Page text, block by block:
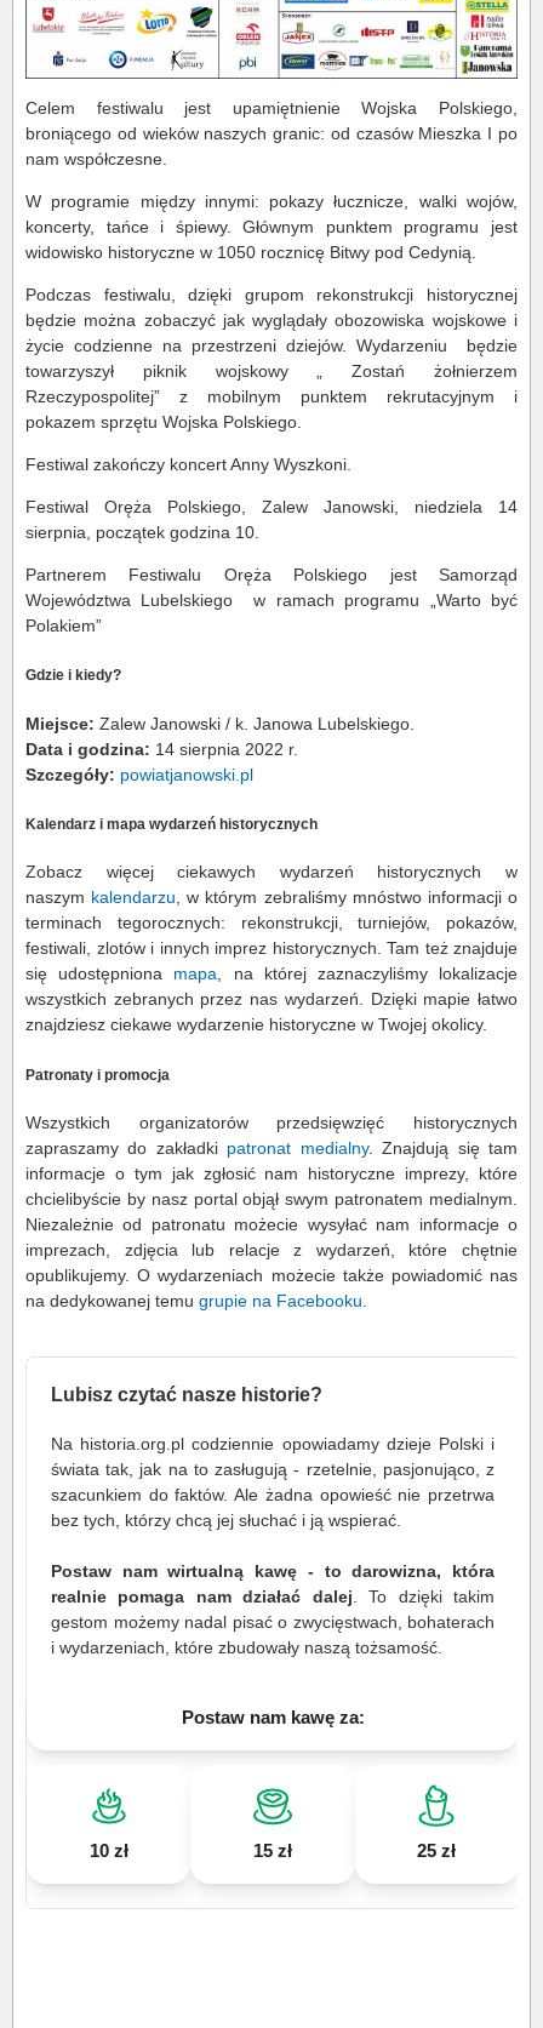
Celem festiwalu jest upamiętnienie Wojska Polskiego,
broniącego od wieków naszych granic: od czasów Mieszka I po
nam współczesne.
W programie między innymi: pokazy łucznicze, walki wojów,
koncerty, tańce i śpiewy. Głównym punktem programu jest
widowisko historyczne w 1050 rocznicę Bitwy pod Cedynią.
Podczas festiwalu, dzięki grupom rekonstrukcji historycznej
będzie można zobaczyć jak wyglądały obozowiska wojskowe i
życie codzienne na przestrzeni dziejów. Wydarzeniu
będzie
towarzyszył piknik wojskowy „ Zostań żołnierzem
Rzeczypospolitej” z mobilnym punktem rekrutacyjnym i
pokazem sprzętu Wojska Polskiego.
Festiwal zakończy koncert Anny Wyszkoni.
Festiwal Oręża Polskiego, Zalew Janowski, niedziela 14
sierpnia, początek godzina 10.
Partnerem Festiwalu Oręża Polskiego jest Samorząd
Województwa Lubelskiego w ramach programu „Warto być
Polakiem”
Gdzie i kiedy?
Miejsce: Zalew Janowski / k. Janowa Lubelskiego.
Data i godzina: 14 sierpnia 2022 r.
Szczegóły: powiatjanowski.pl
Kalendarz i mapa wydarzeń historycznych
Zobacz więcej ciekawych wydarzeń historycznych w
naszym kalendarzu, w którym zebraliśmy mnóstwo informacji o
terminach tegorocznych: rekonstrukcji, turniejów, pokazów,
festiwali, zlotów i innych imprez historycznych. Tam też znajduje
się udostępniona mapa, na której zaznaczyliśmy lokalizacje
wszystkich zebranych przez nas wydarzeń. Dzięki mapie łatwo
znajdziesz ciekawe wydarzenie historyczne w Twojej okolicy.
Patronaty i promocja
Wszystkich organizatorów przedsięwzięć historycznych
zapraszamy do zakładki patronat medialny. Znajdują się tam
informacje o tym jak zgłosić nam historyczne imprezy, które
chcielibyście by nasz portal objął swym patronatem medialnym.
Niezależnie od patronatu możecie wysyłać nam informacje o
imprezach, zdjęcia lub relacje z wydarzeń, które chętnie
opublikujemy. O wydarzeniach możecie także powiadomić nas
na dedykowanej temu grupie na Facebooku.
Lubisz czytać nasze historie?
Na historia.org.pl codziennie opowiadamy dzieje Polski i
świata tak, jak na to zasługują - rzetelnie, pasjonująco, z
szacunkiem do faktów. Ale żadna opowieść nie przetrwa
bez tych, którzy chcą jej słuchać i ją wspierać.
Postaw nam wirtualną kawę - to darowizna, która
realnie pomaga nam działać dalej. To dzięki takim
gestom możemy nadal pisać o zwycięstwach, bohaterach
i wydarzeniach, które zbudowały naszą tożsamość.
Postaw nam kawę za:
10 zł 15 zł 25 zł